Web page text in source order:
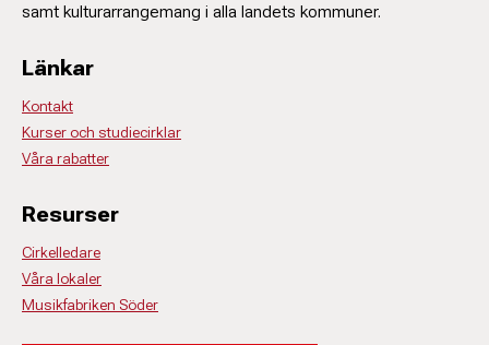
samt kulturarrangemang i alla landets kommuner.
Länkar
Kontakt
Kurser och studiecirklar
Våra rabatter
Resurser
Cirkelledare
Våra lokaler
Musikfabriken Söder